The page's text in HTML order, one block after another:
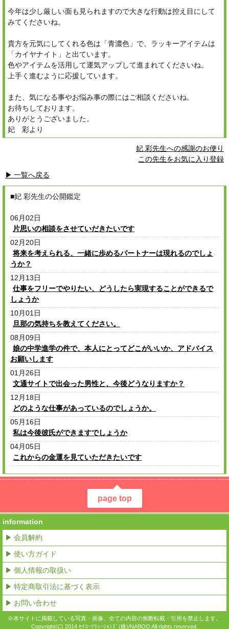
今年は少し厳しい面も見られますので大きな行動は控え目にして
みてくださいね。
貴方を元気にしてくれる色は「青濃色」で、ラッキーアイテムは
「カイヤナイト」と出ています。
色やアイテムを活用して運気アップして進まれてくださいね。
上手く進むように応援しています。
また、気になる事やお悩み事の際にはご相談くださいね。
お待ちしております。
ありがとうございました。
妃 彩より
妃 彩先生への感謝のお便り
この先生をお気に入り登録
▶ 一覧へ戻る
■妃 彩先生の公開鑑定
06月02日
片思いの相談をさせていだきたいです
02月20日
将来を考えられる、一緒に歩めるパートナーは現れるのでしょ
うか？
12月13日
仕事をフリーでやりたい、どうしたら実現することができるで
しょうか
10月01日
旦那の気持ちを教えてください。
08月09日
娘の中学進学の件で、本人にとってどこがいいか、アドバイス
お願いします
01月26日
文通サイトで出会った男性と、今後どうなりますか？
12月18日
どのような仕事があっているのでしょうか。
05月16日
私は今後彼氏ができますでしょうか
04月05日
これからの金運を見ていただきたいです
page top
information
▶ 会員解約
▶ 使い方ガイド
▶ 個人情報の取扱い
▶ 特定商取引法に基づく表示
▶ お問い合わせ
※本サイトに掲載している写真・画像、全ての内容の無断転載・引用を禁止します。
Copyright(C) 2014 ｾｲｺｰｿﾘｭｰｼｮﾝｽﾞ(株)/NABOO All rights reserved.